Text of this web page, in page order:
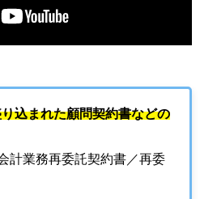
込まれた顧問契約書などの
計業務再委託契約書／再委